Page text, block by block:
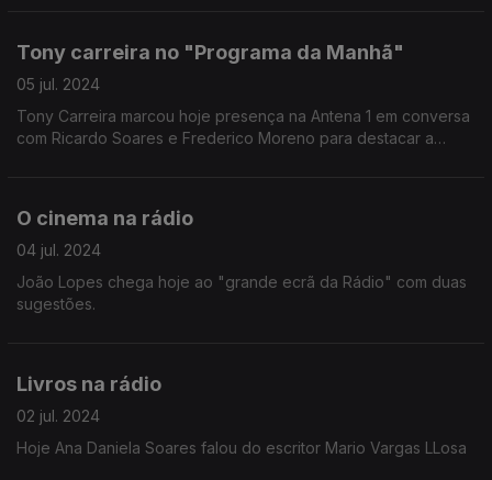
Tony carreira no "Programa da Manhã"
05 jul. 2024
Tony Carreira marcou hoje presença na Antena 1 em conversa
com Ricardo Soares e Frederico Moreno para destacar a
O cinema na rádio
04 jul. 2024
João Lopes chega hoje ao "grande ecrã da Rádio" com duas
sugestões.
Livros na rádio
02 jul. 2024
Hoje Ana Daniela Soares falou do escritor Mario Vargas LLosa